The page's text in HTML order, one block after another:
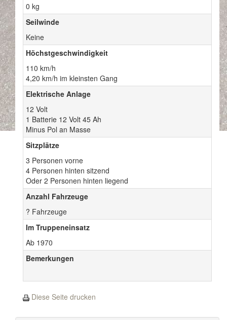
0 kg
Seilwinde
Keine
Höchstgeschwindigkeit
110 km/h
4,20 km/h im kleinsten Gang
Elektrische Anlage
12 Volt
1 Batterie 12 Volt 45 Ah
Minus Pol an Masse
Sitzplätze
3 Personen vorne
4 Personen hinten sitzend
Oder 2 Personen hinten liegend
Anzahl Fahrzeuge
? Fahrzeuge
Im Truppeneinsatz
Ab 1970
Bemerkungen
Diese Seite drucken